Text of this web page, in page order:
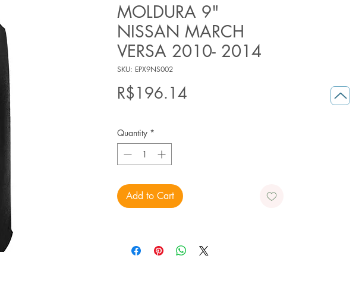
MOLDURA 9"
NISSAN MARCH
VERSA 2010- 2014
SKU: EPX9NS002
R$196.14
Quantity *
Add to Cart